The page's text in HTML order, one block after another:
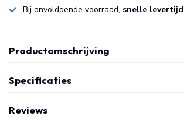
Bij onvoldoende voorraad, snelle levertijd
Productomschrijving
Specificaties
Reviews